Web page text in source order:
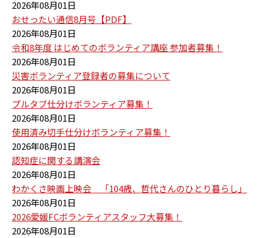
2026年08月01日
おせったい通信8月号【PDF】
2026年08月01日
令和8年度 はじめてのボランティア講座 参加者募集！
2026年08月01日
災害ボランティア登録者の募集について
2026年08月01日
プルタブ仕分けボランティア募集！
2026年08月01日
使用済み切手仕分けボランティア募集！
2026年08月01日
認知症に関する講演会
2026年08月01日
わかくさ映画上映会 「104歳、哲代さんのひとり暮らし」
2026年08月01日
2026愛媛FCボランティアスタッフ大募集！
2026年08月01日